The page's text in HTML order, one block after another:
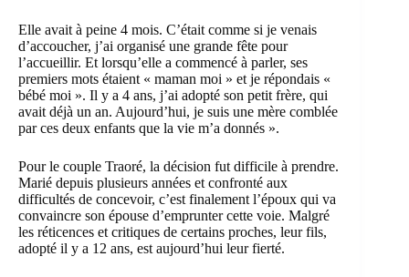
Elle avait à peine 4 mois. C’était comme si je venais
d’accoucher, j’ai organisé une grande fête pour
l’accueillir. Et lorsqu’elle a commencé à parler, ses
premiers mots étaient « maman moi » et je répondais «
bébé moi ». Il y a 4 ans, j’ai adopté son petit frère, qui
avait déjà un an. Aujourd’hui, je suis une mère comblée
par ces deux enfants que la vie m’a donnés ».
Pour le couple Traoré, la décision fut difficile à prendre.
Marié depuis plusieurs années et confronté aux
difficultés de concevoir, c’est finalement l’époux qui va
convaincre son épouse d’emprunter cette voie. Malgré
les réticences et critiques de certains proches, leur fils,
adopté il y a 12 ans, est aujourd’hui leur fierté.